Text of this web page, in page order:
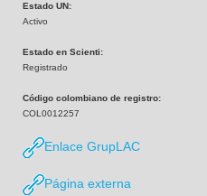
Estado UN:
Activo
Estado en Scienti:
Registrado
Código colombiano de registro:
COL0012257
Enlace GrupLAC
Página externa